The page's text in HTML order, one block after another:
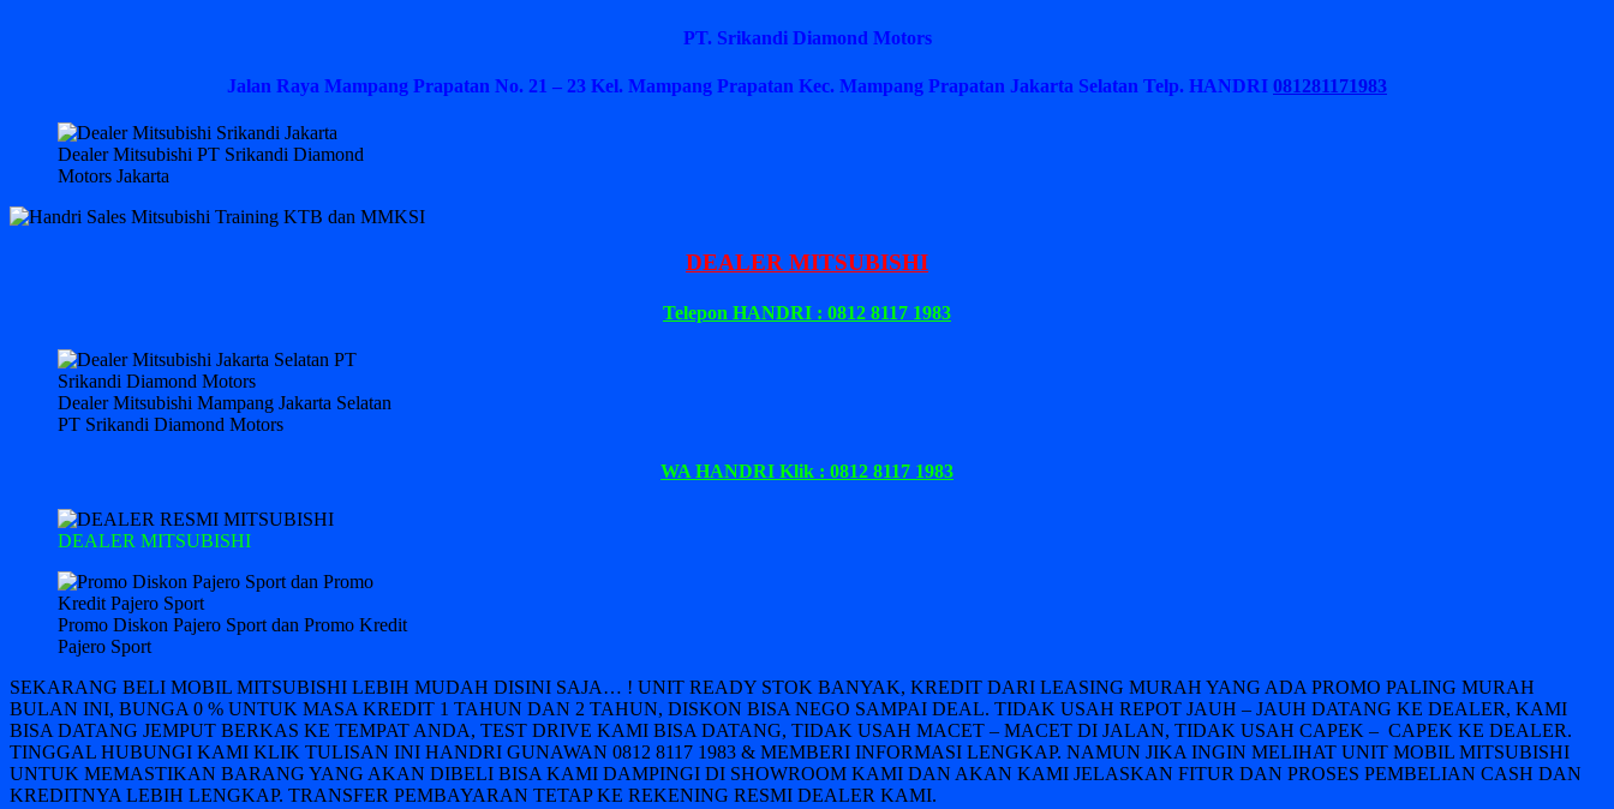
PT. Srikandi Diamond Motors
Jalan Raya Mampang Prapatan No. 21 – 23 Kel. Mampang Prapatan Kec. Mampang Prapatan Jakarta Selatan Telp. HANDRI 081281171983
Dealer Mitsubishi PT Srikandi Diamond
Motors Jakarta
DEALER MITSUBISHI
Telepon HANDRI : 0812 8117 1983
Dealer Mitsubishi Mampang Jakarta Selatan
PT Srikandi Diamond Motors
WA HANDRI Klik : 0812 8117 1983
DEALER MITSUBISHI
Promo Diskon Pajero Sport dan Promo Kredit
Pajero Sport
SEKARANG BELI MOBIL MITSUBISHI LEBIH MUDAH DISINI SAJA… ! UNIT READY STOK BANYAK, KREDIT DARI LEASING MURAH YANG ADA PROMO PALING MURAH
BULAN INI, BUNGA 0 % UNTUK MASA KREDIT 1 TAHUN DAN 2 TAHUN, DISKON BISA NEGO SAMPAI DEAL. TIDAK USAH REPOT JAUH – JAUH DATANG KE DEALER, KAMI
BISA DATANG JEMPUT BERKAS KE TEMPAT ANDA, TEST DRIVE KAMI BISA DATANG, TIDAK USAH MACET – MACET DI JALAN, TIDAK USAH CAPEK – CAPEK KE DEALER.
TINGGAL HUBUNGI KAMI KLIK TULISAN INI HANDRI GUNAWAN 0812 8117 1983 & MEMBERI INFORMASI LENGKAP. NAMUN JIKA INGIN MELIHAT UNIT MOBIL MITSUBISHI
UNTUK MEMASTIKAN BARANG YANG AKAN DIBELI BISA KAMI DAMPINGI DI SHOWROOM KAMI DAN AKAN KAMI JELASKAN FITUR DAN PROSES PEMBELIAN CASH DAN
KREDITNYA LEBIH LENGKAP. TRANSFER PEMBAYARAN TETAP KE REKENING RESMI DEALER KAMI.